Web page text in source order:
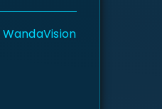
WandaVision